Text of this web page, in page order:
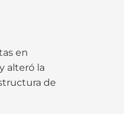
en
alteró la
de